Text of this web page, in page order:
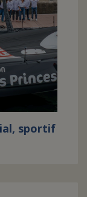
sportif